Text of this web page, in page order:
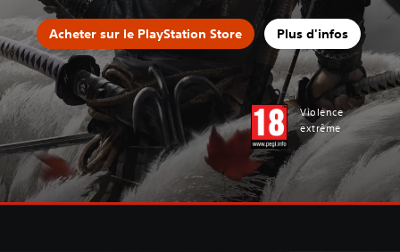
Acheter sur le PlayStation Store Plus d'infos
Violence
extrême